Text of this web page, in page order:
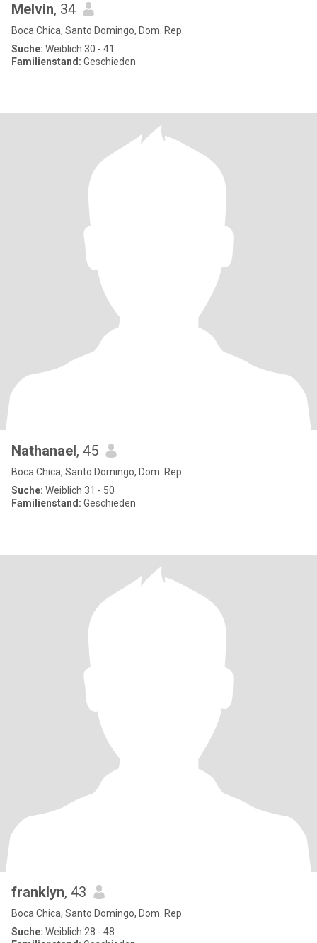
Melvin, 34
Boca Chica, Santo Domingo, Dom. Rep.
Suche: Weiblich 30 - 41
Familienstand: Geschieden
Nathanael, 45
Boca Chica, Santo Domingo, Dom. Rep.
Suche: Weiblich 31 - 50
Familienstand: Geschieden
franklyn, 43
Boca Chica, Santo Domingo, Dom. Rep.
Suche: Weiblich 28 - 48